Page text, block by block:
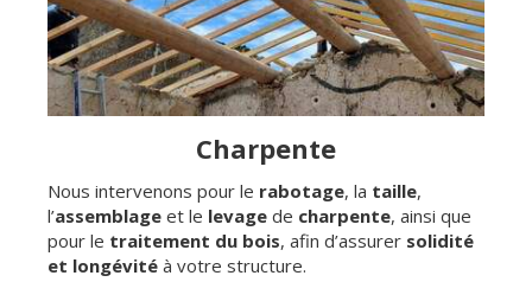
Charpente
Nous intervenons pour le rabotage, la taille,
l’assemblage et le levage de charpente, ainsi que
pour le traitement du bois, afin d’assurer solidité
et longévité à votre structure.